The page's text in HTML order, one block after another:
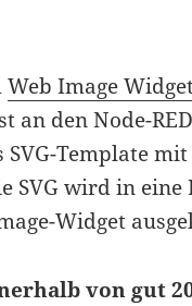
Web Image
an den Node-
Template
SVG wird in eine
Widget
von gut